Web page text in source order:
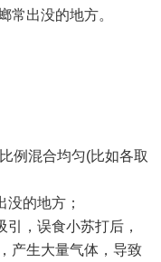
常出没的地方。
例混合均匀(比如各取
的地方；
，误食小苏打后，
产生大量气体，导致